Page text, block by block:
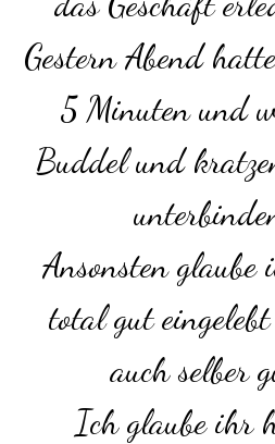
Gestern Abend
5 Minuten und
Buddel und
Ansonsten
total gut
auch selber
Ich glaube ihr